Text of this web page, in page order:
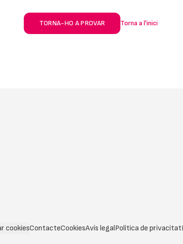
TORNA-HO A PROVAR Torna a l'inici
cookiesContacteCookiesAvís legalPolítica de privacitat